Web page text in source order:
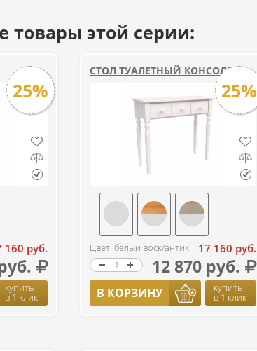
товары этой серии:
25%
160 руб.
купить
в 1 клик
СТОЛ ТУАЛЕТНЫЙ КОНСОЛЕА
25%
Цвет: белый воск/антик 17 160 руб.
12 870 руб.
В КОРЗИНУ купить
в 1 клик